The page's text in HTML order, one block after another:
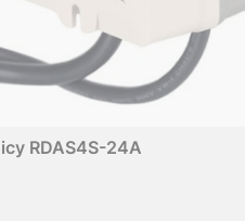
RDAS4S-24A